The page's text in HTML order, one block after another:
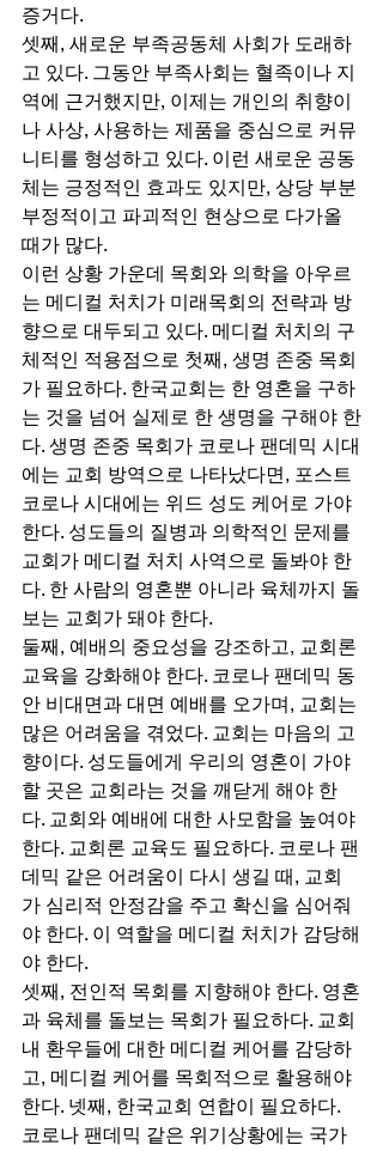
증거다.
셋째, 새로운 부족공동체 사회가 도래하
고 있다. 그동안 부족사회는 혈족이나 지
역에 근거했지만, 이제는 개인의 취향이
나 사상, 사용하는 제품을 중심으로 커뮤
니티를 형성하고 있다. 이런 새로운 공동
체는 긍정적인 효과도 있지만, 상당 부분
부정적이고 파괴적인 현상으로 다가올
때가 많다.
이런 상황 가운데 목회와 의학을 아우르
는 메디컬 처치가 미래목회의 전략과 방
향으로 대두되고 있다. 메디컬 처치의 구
체적인 적용점으로 첫째, 생명 존중 목회
가 필요하다. 한국교회는 한 영혼을 구하
는 것을 넘어 실제로 한 생명을 구해야 한
다. 생명 존중 목회가 코로나 팬데믹 시대
에는 교회 방역으로 나타났다면, 포스트
코로나 시대에는 위드 성도 케어로 가야
한다. 성도들의 질병과 의학적인 문제를
교회가 메디컬 처치 사역으로 돌봐야 한
다. 한 사람의 영혼뿐 아니라 육체까지 돌
보는 교회가 돼야 한다.
둘째, 예배의 중요성을 강조하고, 교회론
교육을 강화해야 한다. 코로나 팬데믹 동
안 비대면과 대면 예배를 오가며, 교회는
많은 어려움을 겪었다. 교회는 마음의 고
향이다. 성도들에게 우리의 영혼이 가야
할 곳은 교회라는 것을 깨닫게 해야 한
다. 교회와 예배에 대한 사모함을 높여야
한다. 교회론 교육도 필요하다. 코로나 팬
데믹 같은 어려움이 다시 생길 때, 교회
가 심리적 안정감을 주고 확신을 심어줘
야 한다. 이 역할을 메디컬 처치가 감당해
야 한다.
셋째, 전인적 목회를 지향해야 한다. 영혼
과 육체를 돌보는 목회가 필요하다. 교회
내 환우들에 대한 메디컬 케어를 감당하
고, 메디컬 케어를 목회적으로 활용해야
한다. 넷째, 한국교회 연합이 필요하다.
코로나 팬데믹 같은 위기상황에는 국가